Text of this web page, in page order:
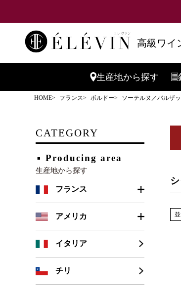
高級ワイ
生産地から探す
HOME フランス ボルドー ソーテルヌ／バルザ
CATEGORY
Producing area
生産地から探す
フランス
ボルドー
シャンパーニュ
ブルゴーニュ
アメリカ
カリフォルニア
イタリア
チリ